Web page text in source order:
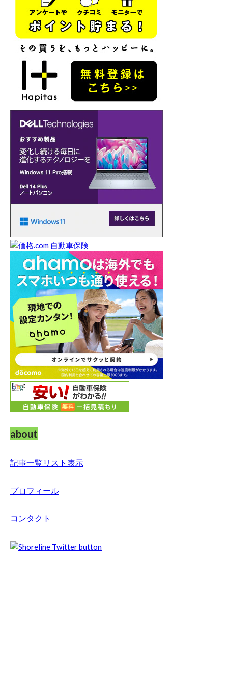
about
記事一覧リスト表示
プロフィール
コンタクト